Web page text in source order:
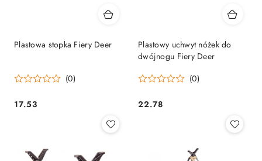
Plastowa stopka Fiery Deer
(0)
Cena:
17.53
Plastowy uchwyt nóżek do
dwójnogu Fiery Deer
(0)
Cena:
22.78